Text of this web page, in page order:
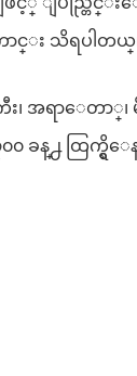
ာင္း သိရပါတယ္
ကီး၊ အရာေတ
၀၀ ခန္႕ ထြ